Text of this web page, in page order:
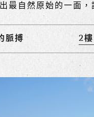
最自然原始的一面
脈搏 2